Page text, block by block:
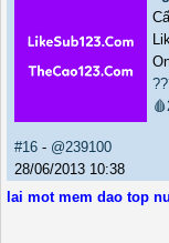
#16 - @239100
28/06/2013 10:38
lai mot mem dao top